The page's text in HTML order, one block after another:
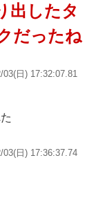
出したタ
だったね
03(日) 17:32:07.81
03(日) 17:36:37.74